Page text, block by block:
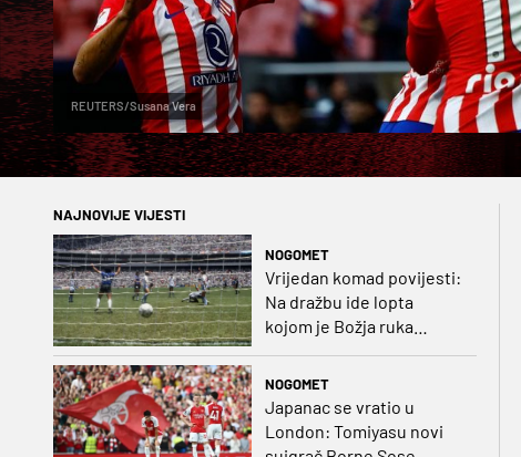
REUTERS/Susana Vera
NAJNOVIJE VIJESTI
NOGOMET
Vrijedan komad povijesti:
Na dražbu ide lopta
kojom je Božja ruka
NOGOMET
Japanac se vratio u
London: Tomiyasu novi